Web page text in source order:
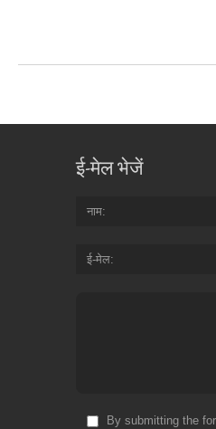
ई-मेल भेजें
नाम
ई-मेल
By submitting the